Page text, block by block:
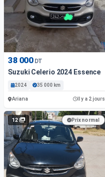
38 000 DT
Suzuki Celerio 2024 Essence
2024 35 000 km
Ariana Il y a 2 jours
12 Prix normal